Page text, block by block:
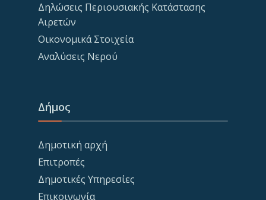
Δηλώσεις Περιουσιακής Κατάστασης
Αιρετών
Οικονομικά Στοιχεία
Αναλύσεις Νερού
Δήμος
Δημοτική αρχή
Επιτροπές
Δημοτικές Υπηρεσίες
Επικοινωνία